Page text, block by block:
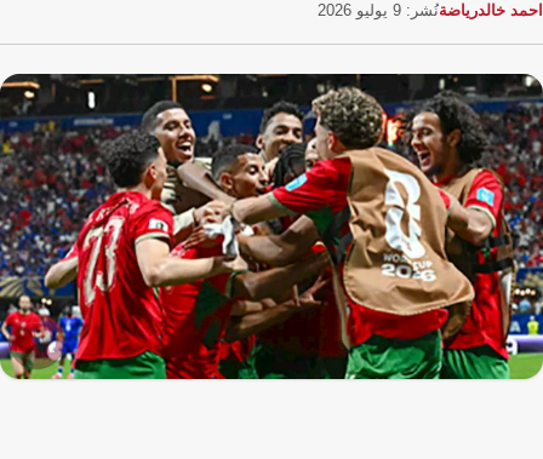
احمد خالدرياضةنُشر: 9 يوليو 2026